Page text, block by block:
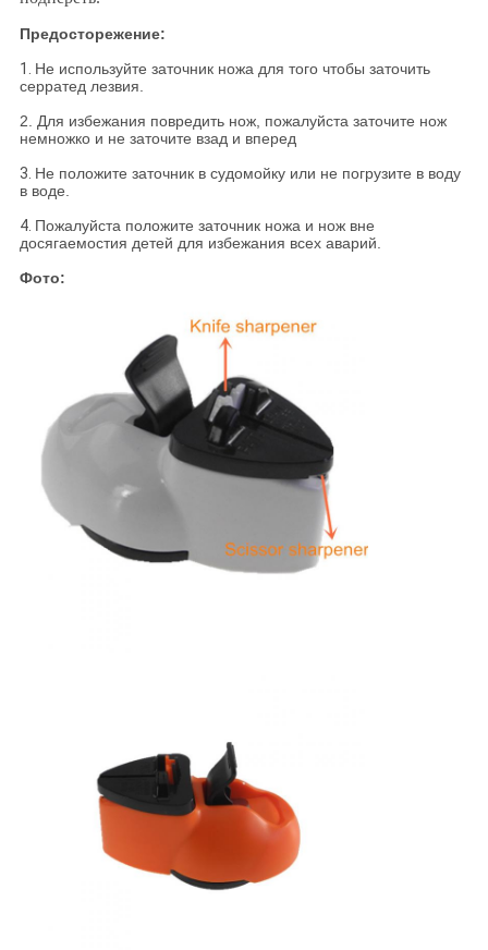
Предосторежение:
1. Не используйте заточник ножа для того чтобы заточить
серратед лезвия.
2. Для избежания повредить нож, пожалуйста заточите нож
немножко и не заточите взад и вперед
3. Не положите заточник в судомойку или не погрузите в воду
в воде.
4. Пожалуйста положите заточник ножа и нож вне
досягаемостия детей для избежания всех аварий.
Фото: